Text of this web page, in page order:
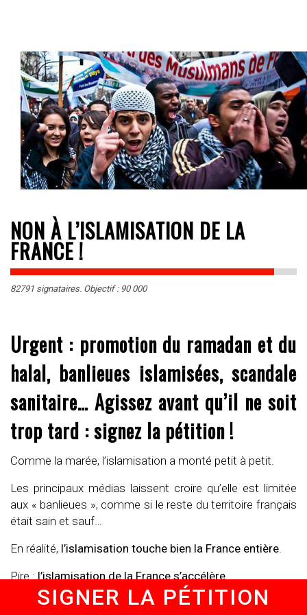
NON À L’ISLAMISATION DE LA
FRANCE !
82791 signataires. Objectif : 90 000
Urgent : promotion du ramadan et du
halal, banlieues islamisées, scandale
sanitaire… Agissez avant qu’il ne soit
trop tard : signez la pétition !
Comme la marée, l’islamisation a monté petit à petit.
Les principaux médias laissent croire qu’elle est limitée
aux « banlieues », comme si le reste du territoire français
était sain et sauf…
En réalité, l’islamisation touche bien la France entière
Pire : l’islamisation de la France s’accélère.
Par peur d’être accusé de « discrimination »,
SIGNER LA PÉTITION